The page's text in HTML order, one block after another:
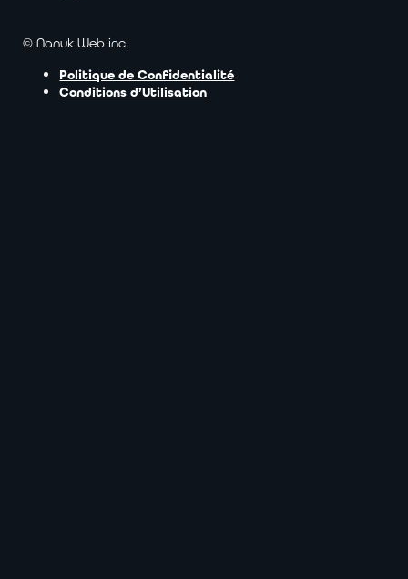
© Nanuk Web inc.
Politique de Confidentialité
Conditions d’Utilisation